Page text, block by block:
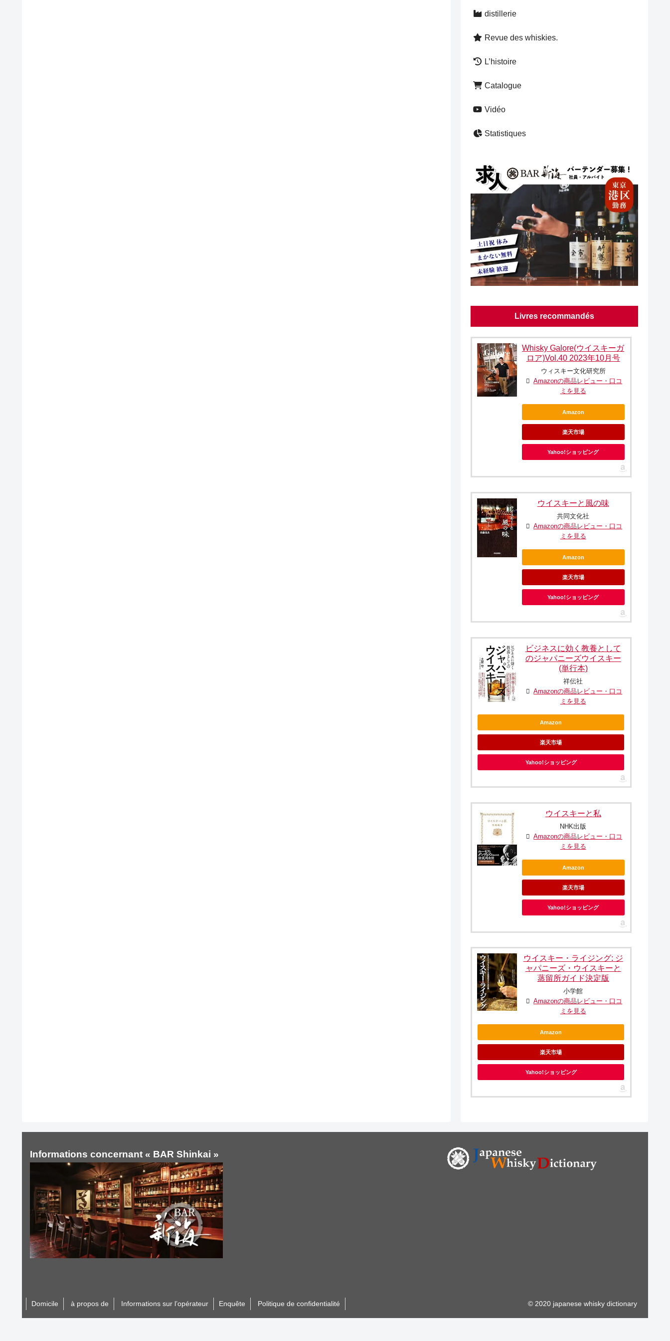
distillerie
Revue des whiskies.
L’histoire
Catalogue
Vidéo
Statistiques
Livres recommandés
Whisky Galore(ウイスキーガ
ロア)Vol.40 2023年10月号
ウィスキー文化研究所
Amazonの商品レビュー・口コ
ミを見る
Amazon
楽天市場
Yahoo!ショッピング
ウイスキーと風の味
共同文化社
Amazonの商品レビュー・口コ
ミを見る
Amazon
楽天市場
Yahoo!ショッピング
ビジネスに効く教養として
のジャパニーズウイスキー
(単行本)
祥伝社
Amazonの商品レビュー・口コ
ミを見る
Amazon
楽天市場
Yahoo!ショッピング
ウイスキーと私
NHK出版
Amazonの商品レビュー・口コ
ミを見る
Amazon
楽天市場
Yahoo!ショッピング
ウイスキー・ライジング: ジ
ャパニーズ・ウイスキーと
蒸留所ガイド決定版
小学館
Amazonの商品レビュー・口コ
ミを見る
Amazon
楽天市場
Yahoo!ショッピング
Informations concernant « BAR Shinkai »
Domicile à propos de Informations sur l’opérateur Enquête Politique de confidentialité © 2020 japanese whisky dictionary